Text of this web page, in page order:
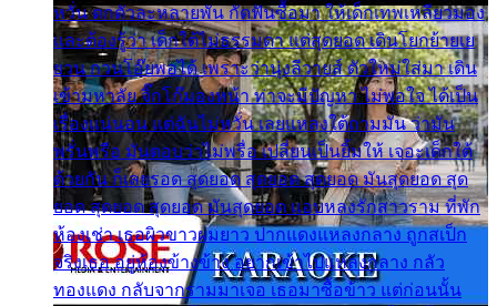
หวั่น ตกตัวละหลายพัน กัดฟันซื้อมา ให้เด็กเทพเหลียวมอง
และต้องรู้ว่า เด็กใต้ไม่ธรรมดา แต่สุดยอด เดินโยกย้ายเย
ยวน กวนโอ๊ยพอได้ เพราะว่านุ่งลีวายส์ ตัวใหม่ใส่มา เดิน
เข้ามหาลัย จิ๊กโก๊มองหน้า ท่าจะมีปัญหา ไม่พอใจ ได้เป็น
เรื่องแน่นอน แต่ฉันไม่หวั่น เลยแหลงใต้ถามมัน ว่ามัน
พรั่นพรือ มันตอบว่าไม่พรื่อ เปลี่ยนเป็นยิ้มให้ เจอะเด็กใต้
ด้วยกัน ก็เลยรอด สุดยอด สุดยอด สุดยอด มันสุดยอด สุด
ยอด สุดยอด สุดยอด มันสุดยอด แอบหลงรักสาวราม ที่พัก
ห้องเช่า เธอผิวขาวผมยาว ปากแดงแหลงกลาง ถูกสเป็ก
จริงเธอ อยู่ห้องข้างข้าง อยากเข้าไปแหลงกลาง กลัว
ทองแดง กลับจากรามมาเจอ เธอมาซื้อข้าว แต่ก่อนนั้น